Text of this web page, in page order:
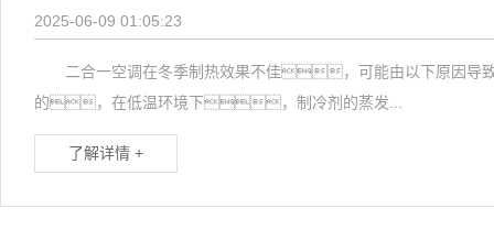
2025-06-09 01:05:23
二合一空调在冬季制热效果不佳，可能由以下原因
的，在低温环境下，制冷剂的蒸发...
了解详情 +